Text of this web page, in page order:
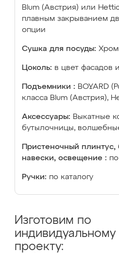
Blum (Австрия) или
плавным закрыванием
опции
Сушка для посуды:
Цоколь: в цвет фасадов
Подъемники : BOYARD
класса Blum (Австрия),
Аксессуары: Выкатные
бутылочницы,
Пристеночный плинтус,
навески, освещение :
Ручки: по каталогу
Изготовим по
индивидуальному
проекту: